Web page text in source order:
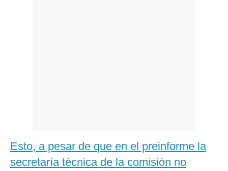
Esto, a pesar de que en el preinforme la
secretaría técnica de la comisión no